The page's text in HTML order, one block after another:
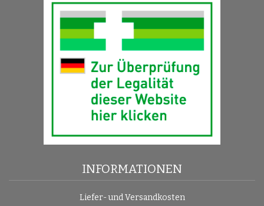
INFORMATIONEN
Liefer- und Versandkosten